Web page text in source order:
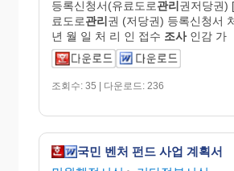
등록신청서(유료도로관리권저당권)
료도로관리권 (저당권) 등록신청서
년 월 일 처 리 인 접수 조사인감 가
조회수: 35 | 다운로드: 236
국민 벤처 펀드 사업 계획서